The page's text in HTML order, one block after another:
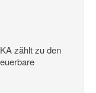
zählt zu den